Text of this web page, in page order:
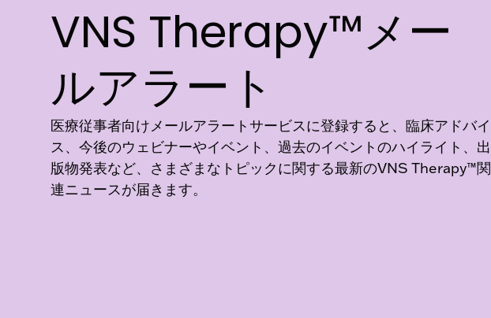
VNS Therapy™メー
ルアラート
医療従事者向けメールアラートサービスに登録すると、臨床アドバイ
ス、今後のウェビナーやイベント、過去のイベントのハイライト、出
版物発表など、さまざまなトピックに関する最新のVNS Therapy™関
連ニュースが届きます。